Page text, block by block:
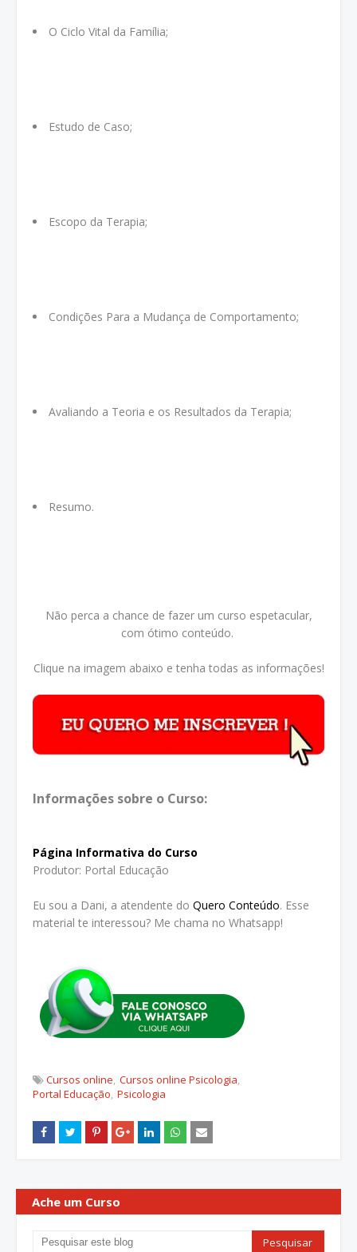
O Ciclo Vital da Família;
Estudo de Caso;
Escopo da Terapia;
Condições Para a Mudança de Comportamento;
Avaliando a Teoria e os Resultados da Terapia;
Resumo.
Não perca a chance de fazer um curso espetacular,
com ótimo conteúdo.
Clique na imagem abaixo e tenha todas as informações!
Informações sobre o Curso:
Página Informativa do Curso
Produtor: Portal Educação
Eu sou a Dani, a atendente do Quero Conteúdo. Esse
material te interessou? Me chama no Whatsapp!
Cursos online Cursos online Psicologia
Portal Educação Psicologia
Ache um Curso